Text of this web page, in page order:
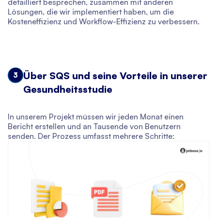
Lösungen, die wir implementiert haben, um die
Kosteneffizienz und Workflow-Effizienz zu verbessern.
3
Über SQS und seine Vorteile in unserer
Gesundheitsstudie
In unserem Projekt müssen wir jeden Monat einen
Bericht erstellen und an Tausende von Benutzern
senden. Der Prozess umfasst mehrere Schritte: